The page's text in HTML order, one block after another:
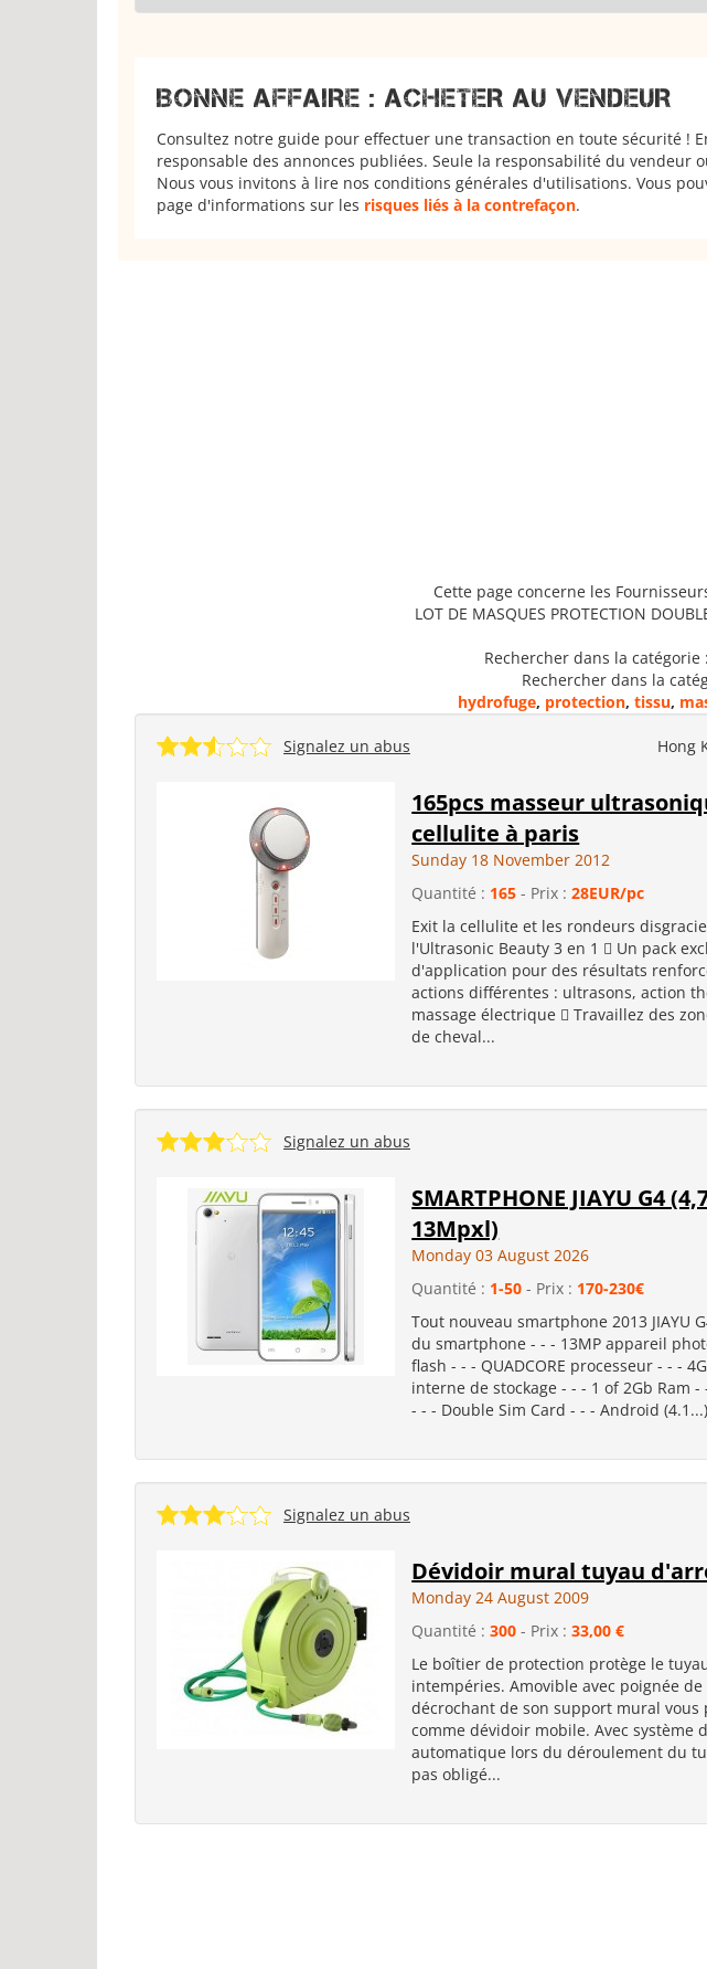
BONNE AFFAIRE : ACHETER AU VENDEUR
Consultez notre guide pour effectuer une transaction en toute sécurité !
responsable des annonces publiées. Seule la responsabilité du vendeur
Nous vous invitons à lire nos conditions générales d'utilisations. Vous
page d'informations sur les risques liés à la contrefaçon.
Cette page concerne les
LOT DE MASQUES PROTECTION
Rechercher dans la catégorie :
Rechercher dans la
hydrofuge, protection, tissu,
Hong
Signalez un abus
165pcs masseur
cellulite à paris
Sunday 18 November 2012
Quantité : 165 - Prix :28EUR/pc
Exit la cellulite et les rondeurs
l'Ultrasonic Beauty 3 en 1  Un pack
d'application pour des résultats
actions différentes : ultrasons, action
massage électrique  Travaillez des
de cheval...
Signalez un abus
SMARTPHONE JIAYU G4
13Mpxl)
Monday 03 August 2026
Quantité : 1-50 - Prix : 170-230€
Tout nouveau smartphone 2013 JIAYU
du smartphone - - - 13MP appareil
flash - - - QUADCORE processeur - - -
interne de stockage - - - 1 of 2Gb Ram -
- - - Double Sim Card - - - Android (4.1...)
Signalez un abus
Dévidoir mural tuyau
Monday 24 August 2009
Quantité :300 - Prix :33,00 €
Le boîtier de protection protège le
intempéries. Amovible avec poignée
décrochant de son support mural vous
comme dévidoir mobile. Avec système
automatique lors du déroulement du
pas obligé...